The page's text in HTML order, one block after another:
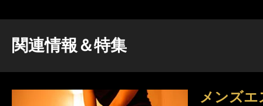
関連情報＆特集
メンズ